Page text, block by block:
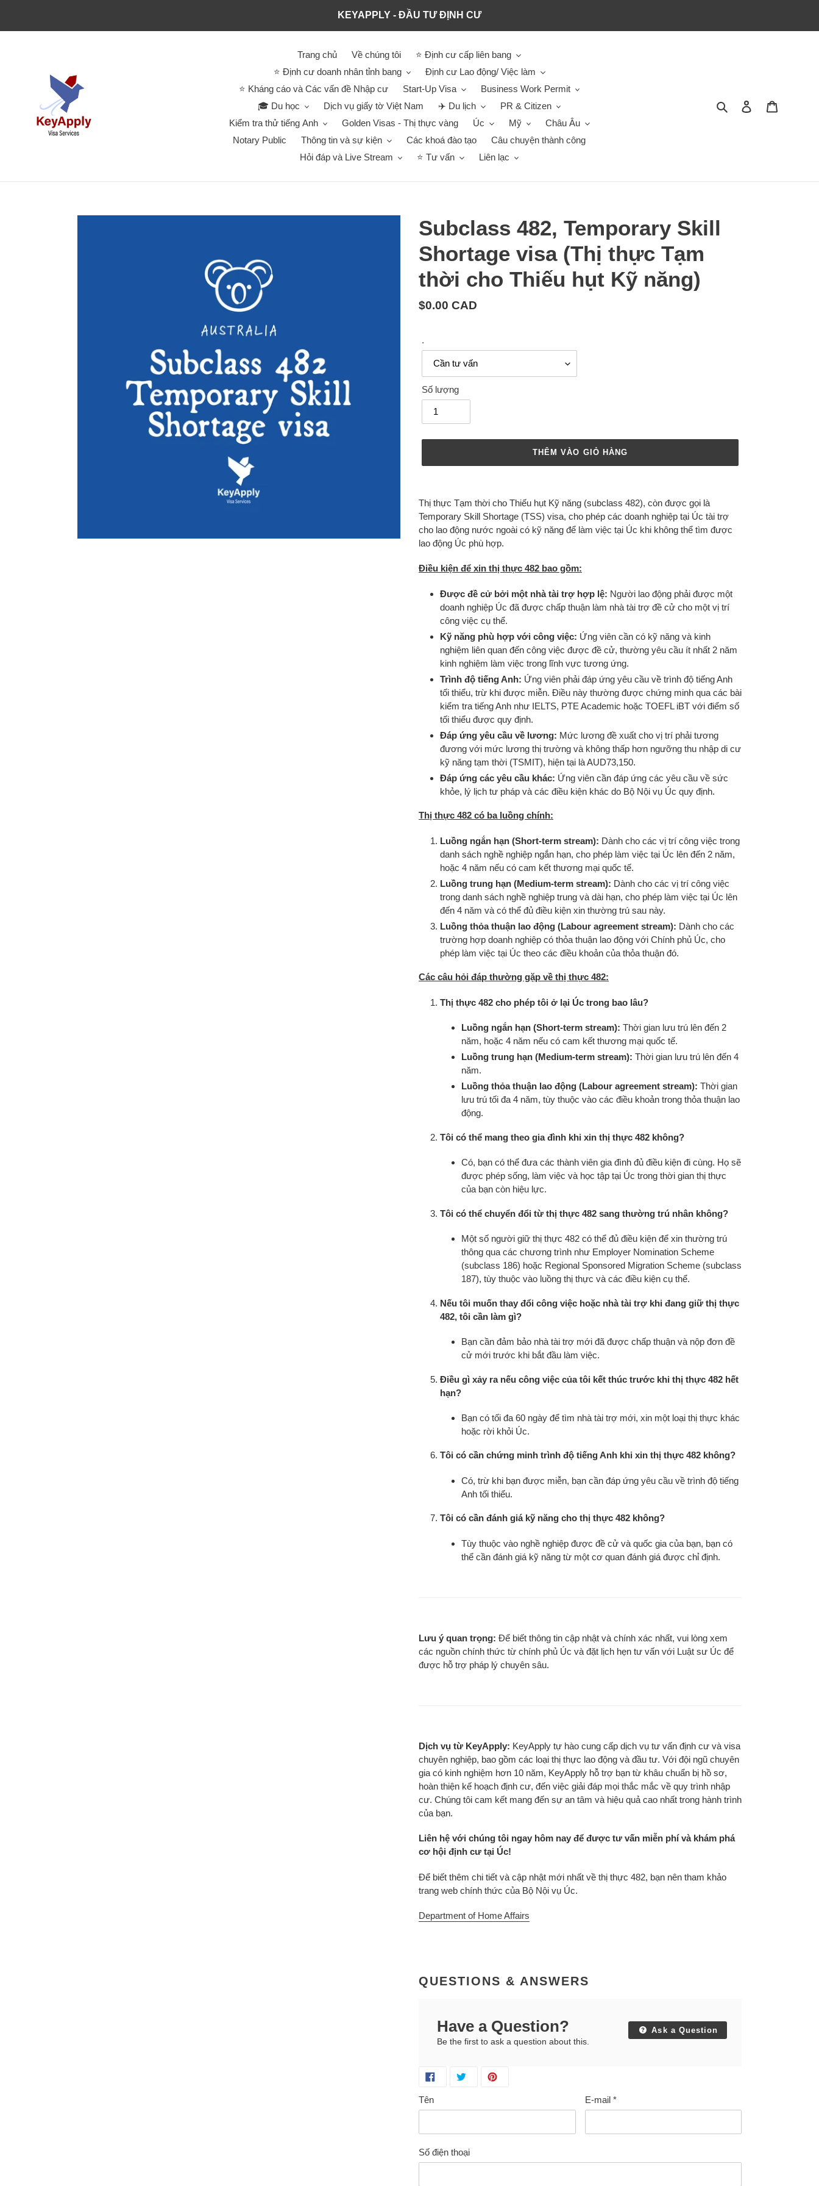
KEYAPPLY - ĐẦU TƯ ĐỊNH CƯ
Trang chủ Về chúng tôi
⭐ Định cư cấp liên bang
⭐ Định cư doanh nhân tỉnh bang
Định cư Lao động/ Việc làm
⭐ Kháng cáo và Các vấn đề Nhập cư
Start-Up Visa
Business Work Permit
🎓 Du học
Dịch vụ giấy tờ Việt Nam ✈️ Du lịch
PR & Citizen
Kiểm tra thử tiếng Anh
Golden Visas - Thị thực vàng Úc Mỹ
Châu Âu
Notary Public
Thông tin và sự kiện Các khoá đào tạo
Câu chuyện thành công
Hỏi đáp và Live Stream
⭐ Tư vấn Liên lạc
Tìm kiếmĐăng nhập
Subclass 482, Temporary Skill
Shortage visa (Thị thực Tạm
thời cho Thiếu hụt Kỹ năng)
Giá
thông
thường
$0.00 CAD
.
Số lượng
THÊM VÀO GIỎ HÀNG
sản
phẩm
vào
giỏ
của
Thị thực Tạm thời cho Thiếu hụt Kỹ năng (subclass 482), còn được gọi là
Temporary Skill Shortage (TSS) visa, cho phép các doanh nghiệp tại Úc tài trợ
cho lao động nước ngoài có kỹ năng để làm việc tại Úc khi không thể tìm được
lao động Úc phù hợp.
Điều kiện để xin thị thực 482 bao gồm:
Được đề cử bởi một nhà tài trợ hợp lệ: Người lao động phải được một
doanh nghiệp Úc đã được chấp thuận làm nhà tài trợ đề cử cho một vị trí
công việc cụ thể.
Kỹ năng phù hợp với công việc: Ứng viên cần có kỹ năng và kinh
nghiệm liên quan đến công việc được đề cử, thường yêu cầu ít nhất 2 năm
kinh nghiệm làm việc trong lĩnh vực tương ứng.
Trình độ tiếng Anh: Ứng viên phải đáp ứng yêu cầu về trình độ tiếng Anh
tối thiểu, trừ khi được miễn. Điều này thường được chứng minh qua các bài
kiểm tra tiếng Anh như IELTS, PTE Academic hoặc TOEFL iBT với điểm số
tối thiểu được quy định.
Đáp ứng yêu cầu về lương: Mức lương đề xuất cho vị trí phải tương
đương với mức lương thị trường và không thấp hơn ngưỡng thu nhập di cư
kỹ năng tạm thời (TSMIT), hiện tại là AUD73,150.
Đáp ứng các yêu cầu khác: Ứng viên cần đáp ứng các yêu cầu về sức
khỏe, lý lịch tư pháp và các điều kiện khác do Bộ Nội vụ Úc quy định.
Thị thực 482 có ba luồng chính:
Luồng ngắn hạn (Short-term stream): Dành cho các vị trí công việc trong
danh sách nghề nghiệp ngắn hạn, cho phép làm việc tại Úc lên đến 2 năm,
hoặc 4 năm nếu có cam kết thương mại quốc tế.
Luồng trung hạn (Medium-term stream): Dành cho các vị trí công việc
trong danh sách nghề nghiệp trung và dài hạn, cho phép làm việc tại Úc lên
đến 4 năm và có thể đủ điều kiện xin thường trú sau này.
Luồng thỏa thuận lao động (Labour agreement stream): Dành cho các
trường hợp doanh nghiệp có thỏa thuận lao động với Chính phủ Úc, cho
phép làm việc tại Úc theo các điều khoản của thỏa thuận đó.
Các câu hỏi đáp thường gặp về thị thực 482:
Thị thực 482 cho phép tôi ở lại Úc trong bao lâu?
Luồng ngắn hạn (Short-term stream): Thời gian lưu trú lên đến 2
năm, hoặc 4 năm nếu có cam kết thương mại quốc tế.
Luồng trung hạn (Medium-term stream): Thời gian lưu trú lên đến 4
năm.
Luồng thỏa thuận lao động (Labour agreement stream): Thời gian
lưu trú tối đa 4 năm, tùy thuộc vào các điều khoản trong thỏa thuận lao
động.
Tôi có thể mang theo gia đình khi xin thị thực 482 không?
Có, bạn có thể đưa các thành viên gia đình đủ điều kiện đi cùng. Họ sẽ
được phép sống, làm việc và học tập tại Úc trong thời gian thị thực
của bạn còn hiệu lực.
Tôi có thể chuyển đổi từ thị thực 482 sang thường trú nhân không?
Một số người giữ thị thực 482 có thể đủ điều kiện để xin thường trú
thông qua các chương trình như Employer Nomination Scheme
(subclass 186) hoặc Regional Sponsored Migration Scheme (subclass
187), tùy thuộc vào luồng thị thực và các điều kiện cụ thể.
Nếu tôi muốn thay đổi công việc hoặc nhà tài trợ khi đang giữ thị thực
482, tôi cần làm gì?
Bạn cần đảm bảo nhà tài trợ mới đã được chấp thuận và nộp đơn đề
cử mới trước khi bắt đầu làm việc.
Điều gì xảy ra nếu công việc của tôi kết thúc trước khi thị thực 482 hết
hạn?
Bạn có tối đa 60 ngày để tìm nhà tài trợ mới, xin một loại thị thực khác
hoặc rời khỏi Úc.
Tôi có cần chứng minh trình độ tiếng Anh khi xin thị thực 482 không?
Có, trừ khi bạn được miễn, bạn cần đáp ứng yêu cầu về trình độ tiếng
Anh tối thiểu.
Tôi có cần đánh giá kỹ năng cho thị thực 482 không?
Tùy thuộc vào nghề nghiệp được đề cử và quốc gia của bạn, bạn có
thể cần đánh giá kỹ năng từ một cơ quan đánh giá được chỉ định.
Lưu ý quan trọng: Để biết thông tin cập nhật và chính xác nhất, vui lòng xem
các nguồn chính thức từ chính phủ Úc và đặt lịch hẹn tư vấn với Luật sư Úc để
được hỗ trợ pháp lý chuyên sâu.
Dịch vụ từ KeyApply: KeyApply tự hào cung cấp dịch vụ tư vấn định cư và visa
chuyên nghiệp, bao gồm các loại thị thực lao động và đầu tư. Với đội ngũ chuyên
gia có kinh nghiệm hơn 10 năm, KeyApply hỗ trợ bạn từ khâu chuẩn bị hồ sơ,
hoàn thiện kế hoạch định cư, đến việc giải đáp mọi thắc mắc về quy trình nhập
cư. Chúng tôi cam kết mang đến sự an tâm và hiệu quả cao nhất trong hành trình
của bạn.
Liên hệ với chúng tôi ngay hôm nay để được tư vấn miễn phí và khám phá
cơ hội định cư tại Úc!
Để biết thêm chi tiết và cập nhật mới nhất về thị thực 482, bạn nên tham khảo
trang web chính thức của Bộ Nội vụ Úc.
Department of Home Affairs
QUESTIONS & ANSWERS
Have a Question?
Be the first to ask a question about this.
Ask a Question
Tên E-mail *
Số điện thoại